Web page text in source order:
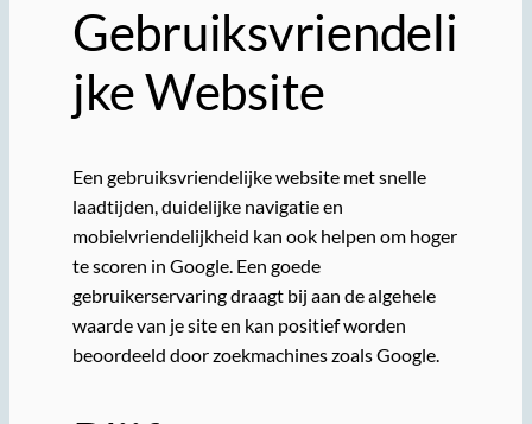
Gebruiksvriendeli
jke Website
Een gebruiksvriendelijke website met snelle
laadtijden, duidelijke navigatie en
mobielvriendelijkheid kan ook helpen om hoger
te scoren in Google. Een goede
gebruikerservaring draagt bij aan de algehele
waarde van je site en kan positief worden
beoordeeld door zoekmachines zoals Google.